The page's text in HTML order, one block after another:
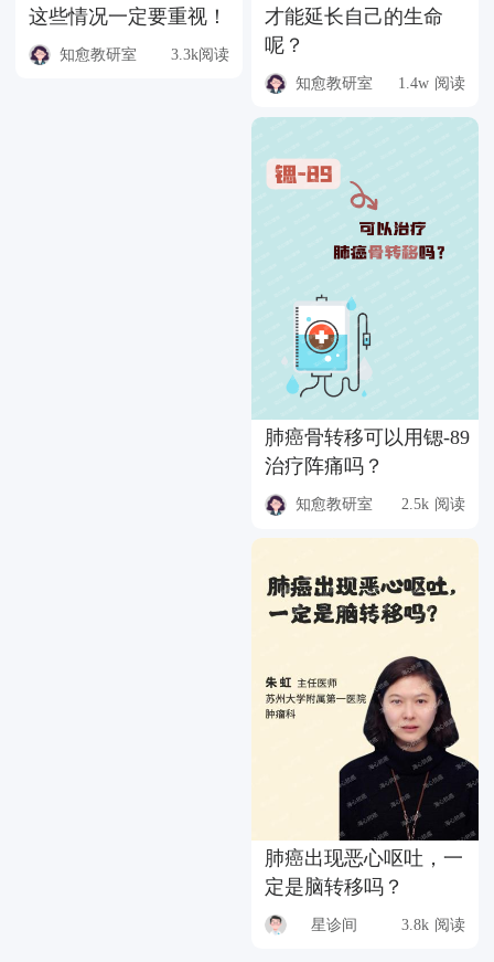
这些情况一定要重视！
知愈教研室 3.3k阅读
才能延长自己的生命
呢？
知愈教研室 1.4w 阅读
肺癌骨转移可以用锶-89
治疗阵痛吗？
知愈教研室 2.5k 阅读
肺癌出现恶心呕吐，一
定是脑转移吗？
星诊间 3.8k 阅读